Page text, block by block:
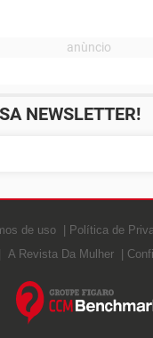
NEWSLETTER!
de uso Política de
A Revista Da Mulher